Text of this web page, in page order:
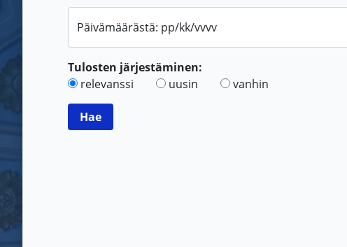
Päivämäärästä: pp/kk/vvvv
Tulosten järjestäminen:
relevanssi
uusin vanhin